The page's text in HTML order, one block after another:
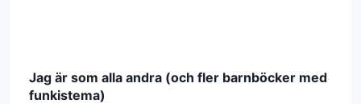
Jag är som alla andra (och fler barnböcker med
funkistema)